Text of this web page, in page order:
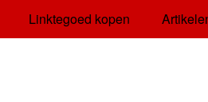
Linktegoed kopen